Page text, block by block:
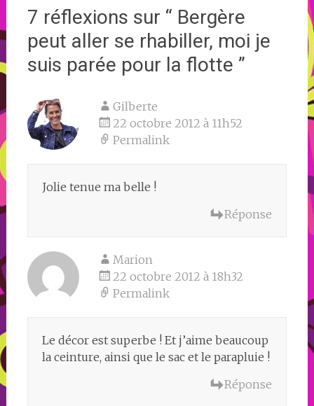
7 réflexions sur “ Bergère
peut aller se rhabiller, moi je
suis parée pour la flotte ”
Gilberte
22 octobre 2012 à 11h52
Permalink
Jolie tenue ma belle !
Réponse
Marion
22 octobre 2012 à 18h32
Permalink
Le décor est superbe ! Et j’aime beaucoup
la ceinture, ainsi que le sac et le parapluie !
Réponse